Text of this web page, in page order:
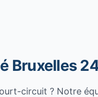
Bruxelles
circuit ? Notre